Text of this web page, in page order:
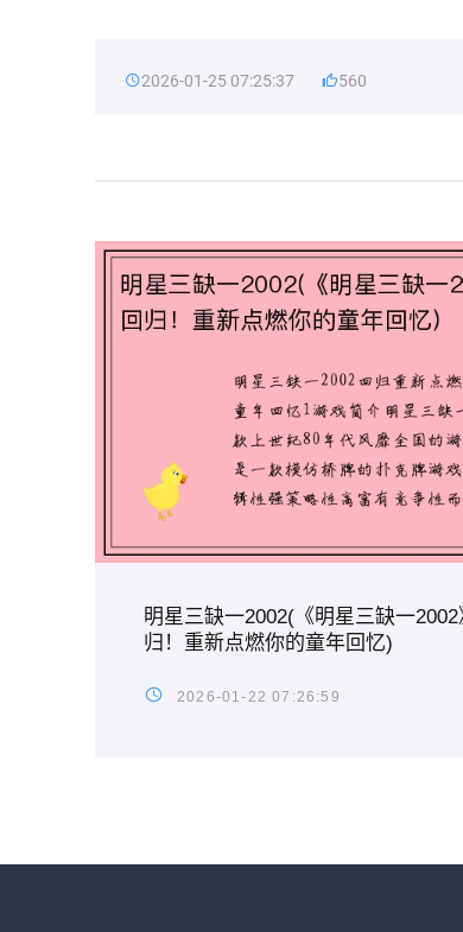
2026-01-25 07:25:37 560
明星三缺一2002(《明星三缺一2002
归！重新点燃你的童年回忆)
2026-01-22 07:26:59